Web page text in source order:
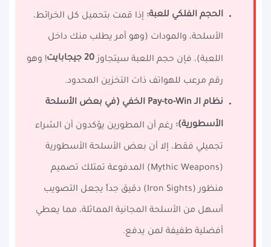
الحجم الفلكي للعبة: إذا قمت بتحميل كل الخرائط،
الأسلحة، والمودات (وهو أمر يطلب منك داخل
اللعبة)، فإن حجم اللعبة سيتجاوز20 جيجابايت ! وهو
رقم مرعب للهواتف ذات التخزين المحدود.
نظام الـ Pay-to-Win الخفي (في بعض الأسلحة
الأسطورية): رغم أن المطورين يؤكدون أن الشراء
تجميلي فقط، إلا أن بعض الأسلحة الأسطورية
(Mythic Weapons) المدفوعة تمتلك تصميم
منظور (Iron Sights) دقيق جداً يجعل التصويب
أسهل من الأسلحة المجانية المماثلة، مما يعطي
أفضلية طفيفة لمن يدفع.